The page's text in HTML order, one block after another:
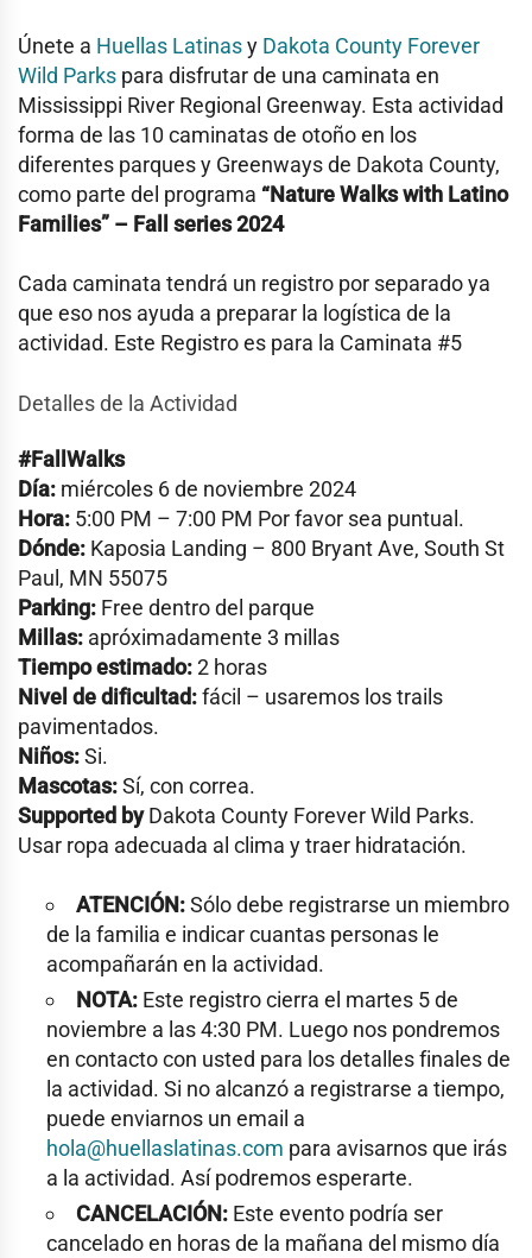
Únete a Huellas Latinasy Dakota County Forever
Wild Parks para disfrutar de una caminata en
Mississippi River Regional Greenway. Esta actividad
forma de las 10 caminatas de otoño en los
diferentes parques y Greenways de Dakota County,
como parte del programa “Nature Walks with Latino
Families” – Fall series 2024
Cada caminata tendrá un registro por separado ya
que eso nos ayuda a preparar la logística de la
actividad. Este Registro es para la Caminata #5
Detalles de la Actividad
#FallWalks
Día: miércoles 6 de noviembre 2024
Hora: 5:00 PM – 7:00 PM Por favor sea puntual.
Dónde: Kaposia Landing – 800 Bryant Ave, South St
Paul, MN 55075
Parking: Free dentro del parque
Millas: apróximadamente 3 millas
Tiempo estimado:2 horas
Nivel de dificultad:fácil – usaremos los trails
pavimentados.
Niños:Si.
Mascotas:Sí, con correa.
Supported byDakota County Forever Wild Parks.
Usar ropa adecuada al clima y traer hidratación.
ATENCIÓN:Sólo debe registrarse un miembro
de la familia e indicar cuantas personas le
acompañarán en la actividad.
NOTA: Este registro cierra el martes 5 de
noviembre a las 4:30 PM. Luego nos pondremos
en contacto con usted para los detalles finales de
la actividad. Si no alcanzó a registrarse a tiempo,
puede enviarnos un email a
hola@huellaslatinas.com para avisarnos que irás
a la actividad. Así podremos esperarte.
CANCELACIÓN: Este evento podría ser
cancelado en horas de la mañana del mismo día